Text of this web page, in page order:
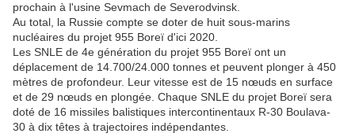
prochain à l'usine Sevmach de Severodvinsk.
Au total, la Russie compte se doter de huit sous-marins
nucléaires du projet 955 Boreï d'ici 2020.
Les SNLE de 4e génération du projet 955 Boreï ont un
déplacement de 14.700/24.000 tonnes et peuvent plonger à 450
mètres de profondeur. Leur vitesse est de 15 nœuds en surface
et de 29 nœuds en plongée. Chaque SNLE du projet Boreï sera
doté de 16 missiles balistiques intercontinentaux R-30 Boulava-
30 à dix têtes à trajectoires indépendantes.